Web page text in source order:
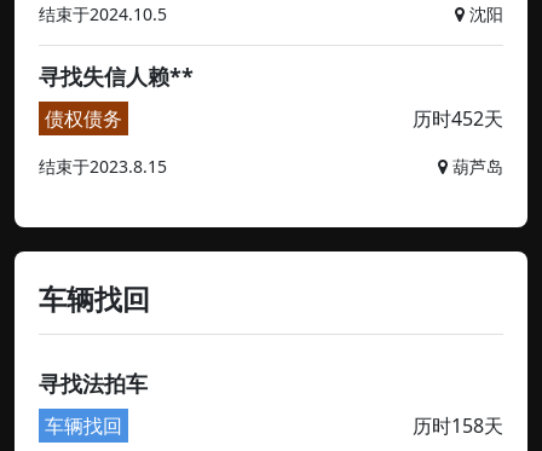
结束于2024.10.5 沈阳
寻找失信人赖**
债权债务 历时452天
结束于2023.8.15 葫芦岛
车辆找回
寻找法拍车
车辆找回 历时158天